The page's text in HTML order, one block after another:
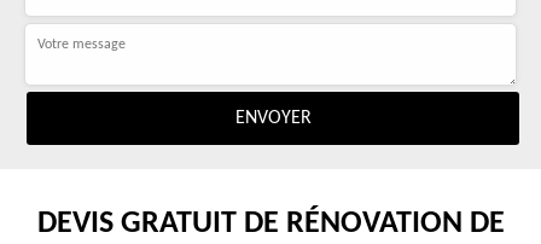
DEVIS GRATUIT DE RÉNOVATION DE